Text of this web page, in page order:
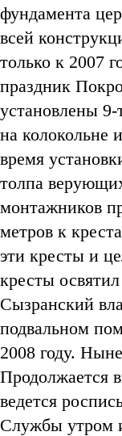
фундамента
всей
только к 2007
праздник
установлены
на колокольне
время
толпа
монтажников
метров к
эти кресты и
кресты
Сызранский
подвальном
2008 году.
Продолжается
ведется
Службы утром